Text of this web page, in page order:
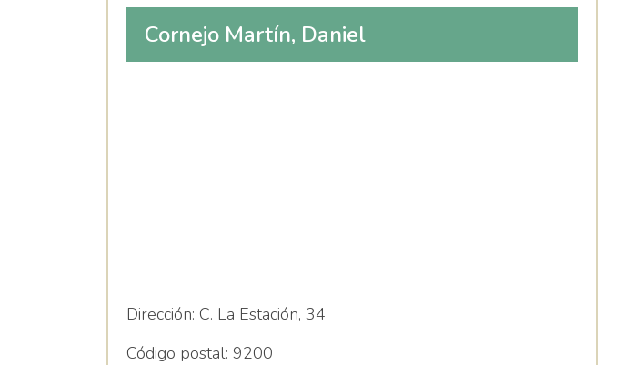
Cornejo Martín, Daniel
Dirección: C. La Estación, 34
Código postal: 9200